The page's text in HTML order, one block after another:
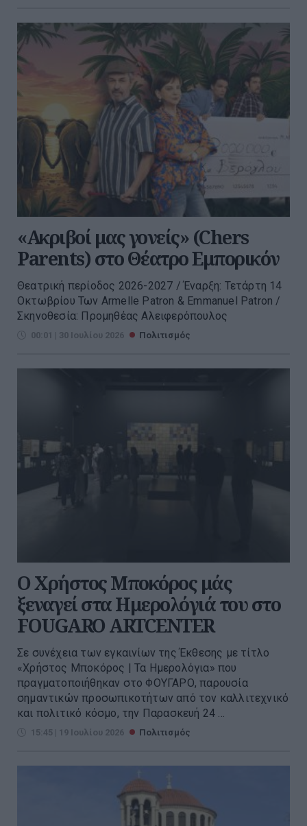
«Ακριβοί μας γονείς» (Chers
Parents) στο Θέατρο Εμπορικόν
Θεατρική περίοδος 2026-2027 / Έναρξη: Τετάρτη 14
Οκτωβρίου Των Armelle Patron & Emmanuel Patron /
Σκηνοθεσία: Προμηθέας Αλειφερόπουλος
00:01 | 30 Ιουλίου 2026 Πολιτισμός
Ο Χρήστος Μποκόρος μάς
ξεναγεί στα Ημερολόγιά του στο
FOUGARO ARTCENTER
Σε συνέχεια των εγκαινίων της Έκθεσης με τίτλο
«Χρήστος Μποκόρος | Τα Ημερολόγια» που
πραγματοποιήθηκαν στο ΦΟΥΓΑΡΟ, παρουσία
σημαντικών προσωπικοτήτων από τον καλλιτεχνικό
και πολιτικό κόσμο, την Παρασκευή 24 ...
15:45 | 19 Ιουλίου 2026 Πολιτισμός